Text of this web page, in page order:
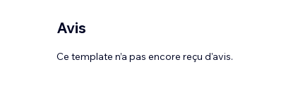
Avis
Ce template n’a pas encore reçu d'avis.